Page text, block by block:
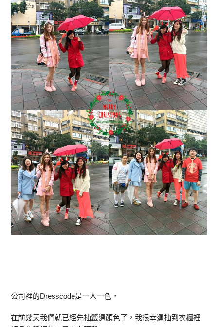
公司裡的Dresscode是一人一色，
在前幾天我們就已經先抽籤選顏色了，我很幸運抽到衣櫃裡